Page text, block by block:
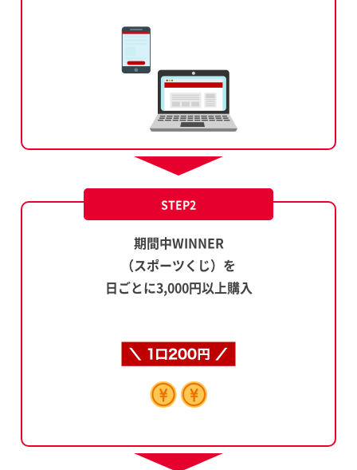
STEP2
期間中WINNER
（スポーツくじ）を
日ごとに3,000円以上購入